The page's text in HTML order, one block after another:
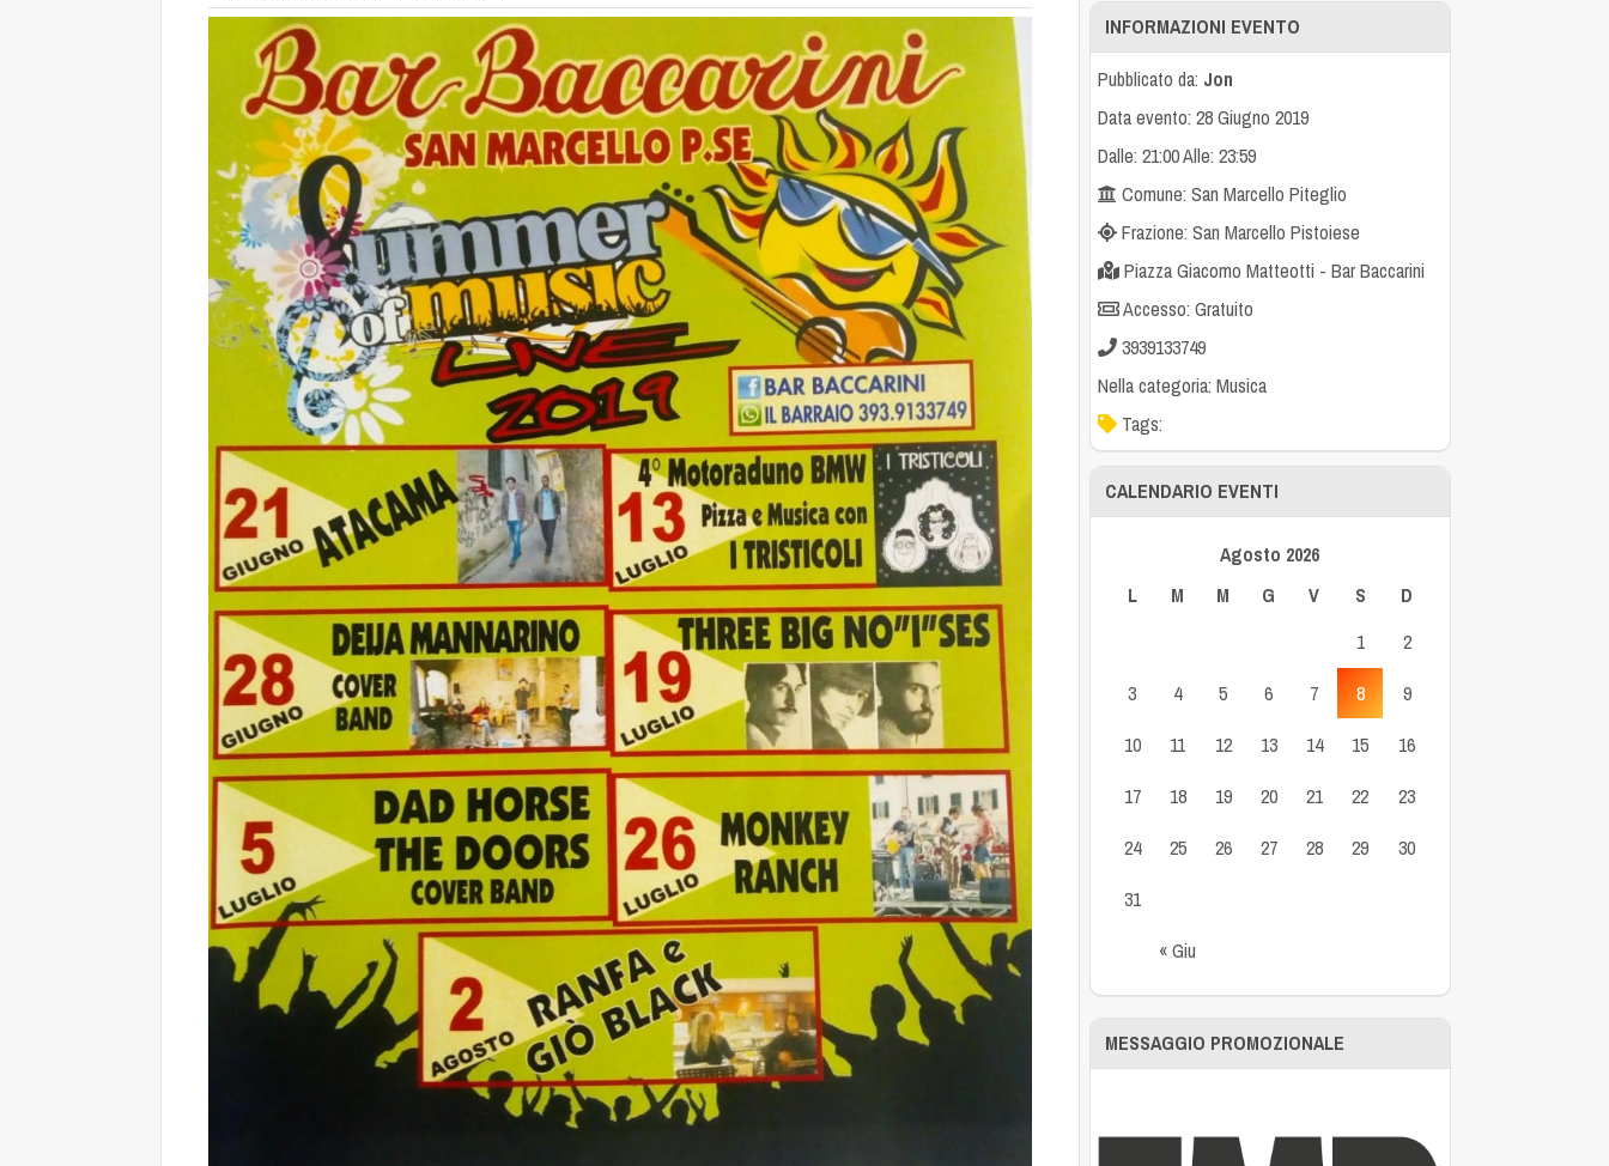
INFORMAZIONI EVENTO
Pubblicato da: Jon
Data evento: 28 Giugno 2019
Dalle: 21:00 Alle: 23:59
Comune: San Marcello Piteglio
Frazione: San Marcello Pistoiese
Piazza Giacomo Matteotti - Bar Baccarini
Accesso: Gratuito
3939133749
Nella categoria:Musica
Tags:
CALENDARIO EVENTI
Agosto 2026
L
M M G V S D
« Giu
1
2
3
4 5 6 7 8
9
10
11 12 13 14 15
16
17
18 19 20 21 22
23
24
25 26 27 28 29
30
31
MESSAGGIO PROMOZIONALE